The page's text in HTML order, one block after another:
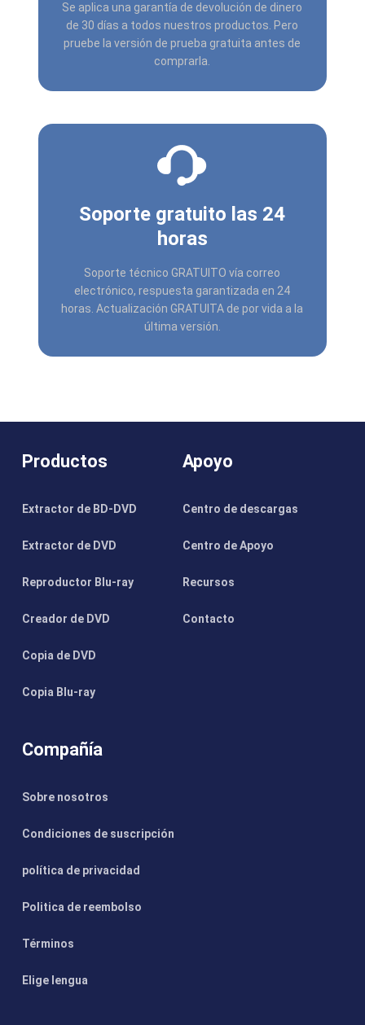
Se aplica una garantía de devolución de dinero
de 30 días a todos nuestros productos. Pero
pruebe la versión de prueba gratuita antes de
comprarla.
Soporte gratuito las 24
horas
Soporte técnico GRATUITO vía correo
electrónico, respuesta garantizada en 24
horas. Actualización GRATUITA de por vida a la
última versión.
Productos
Extractor de BD-DVD
Extractor de DVD
Reproductor Blu-ray
Creador de DVD
Copia de DVD
Copia Blu-ray
Apoyo
Centro de descargas
Centro de Apoyo
Recursos
Contacto
Compañía
Sobre nosotros
Condiciones de suscripción
política de privacidad
Politica de reembolso
Términos
Elige lengua